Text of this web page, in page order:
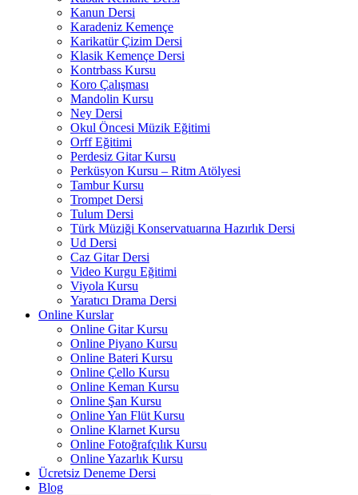
Kanun Dersi
Karadeniz Kemençe
Karikatür Çizim Dersi
Klasik Kemençe Dersi
Kontrbass Kursu
Koro Çalışması
Mandolin Kursu
Ney Dersi
Okul Öncesi Müzik Eğitimi
Orff Eğitimi
Perdesiz Gitar Kursu
Perküsyon Kursu – Ritm Atölyesi
Tambur Kursu
Trompet Dersi
Tulum Dersi
Türk Müziği Konservatuarına Hazırlık Dersi
Ud Dersi
Caz Gitar Dersi
Video Kurgu Eğitimi
Viyola Kursu
Yaratıcı Drama Dersi
Online Kurslar
Online Gitar Kursu
Online Piyano Kursu
Online Bateri Kursu
Online Çello Kursu
Online Keman Kursu
Online Şan Kursu
Online Yan Flüt Kursu
Online Klarnet Kursu
Online Fotoğrafçılık Kursu
Online Yazarlık Kursu
Ücretsiz Deneme Dersi
Blog